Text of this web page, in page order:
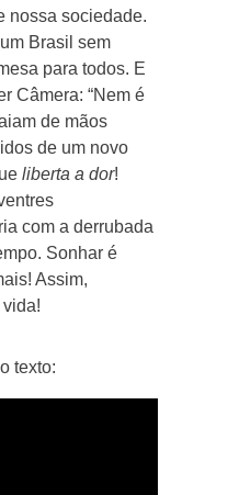
nossa sociedade.
Brasil sem
para todos. E
Câmera: “Nem é
de mãos
de um novo
liberta a dor!
com a derrubada
Sonhar é
Assim,
texto: